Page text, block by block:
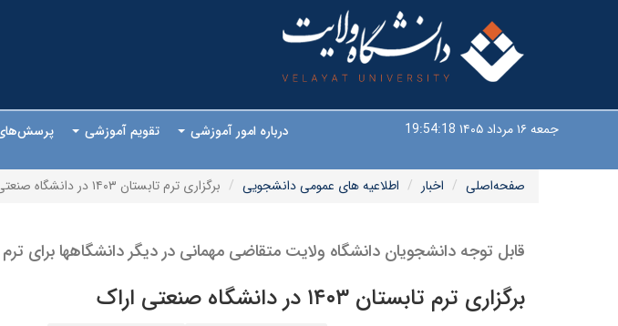
جمعه ۱۶ مرداد ۱۴۰۵ 19:54:18 درباره امور آموزشی تقویم آموزشی
صفحه‌اصلی اخبار اطلاعیه های عمومی دانشجویی برگزاری ترم تابستان ۱۴۰۳ در دانشگاه صنعتی اراک
قابل توجه دانشجویان دانشگاه ولایت متقاضی مهمانی در دیگر دانشگاهها برای ترم تابستان ۱۴۰۳-
برگزاری ترم تابستان ۱۴۰۳ در دانشگاه صنعتی اراک